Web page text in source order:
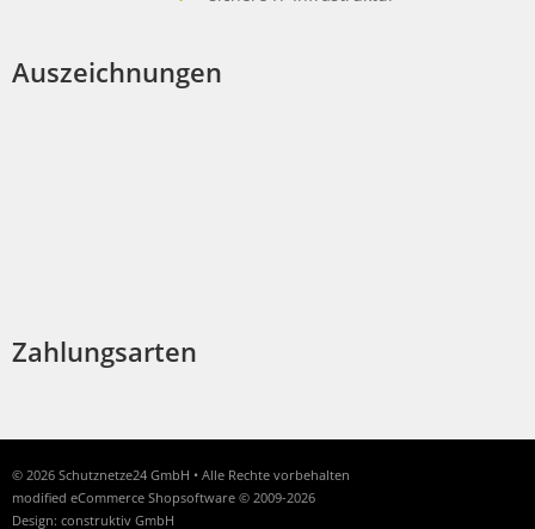
Auszeichnungen
Zahlungsarten
© 2026 Schutznetze24 GmbH • Alle Rechte vorbehalten
modified eCommerce Shopsoftware © 2009-2026
Design: construktiv GmbH